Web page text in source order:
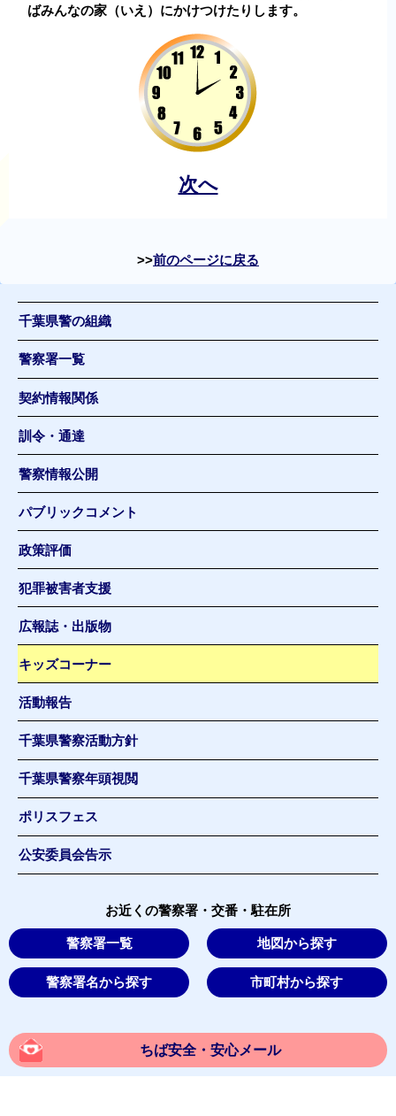
ばみんなの家 （いえ ） にかけつけたりします。
次へ
前のページに戻る
千葉県警の組織
警察署一覧
契約情報関係
訓令・通達
警察情報公開
パブリックコメント
政策評価
犯罪被害者支援
広報誌・出版物
キッズコーナー
活動報告
千葉県警察活動方針
千葉県警察年頭視閲
ポリスフェス
公安委員会告示
お近くの警察署・交番・駐在所
警察署一覧 地図から探す
警察署名から探す 市町村から探す
ちば安全・安心メール